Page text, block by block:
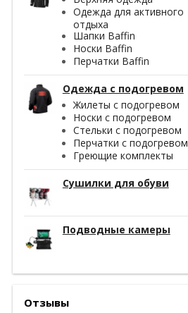
Одежда для активного
отдыха
Шапки Baffin
Носки Baffin
Перчатки Baffin
Одежда с подогревом
Жилеты с подогревом
Носки с подогревом
Стельки с подогревом
Перчатки с подогревом
Греющие комплекты
Сушилки для обуви
Подводные камеры
Отзывы